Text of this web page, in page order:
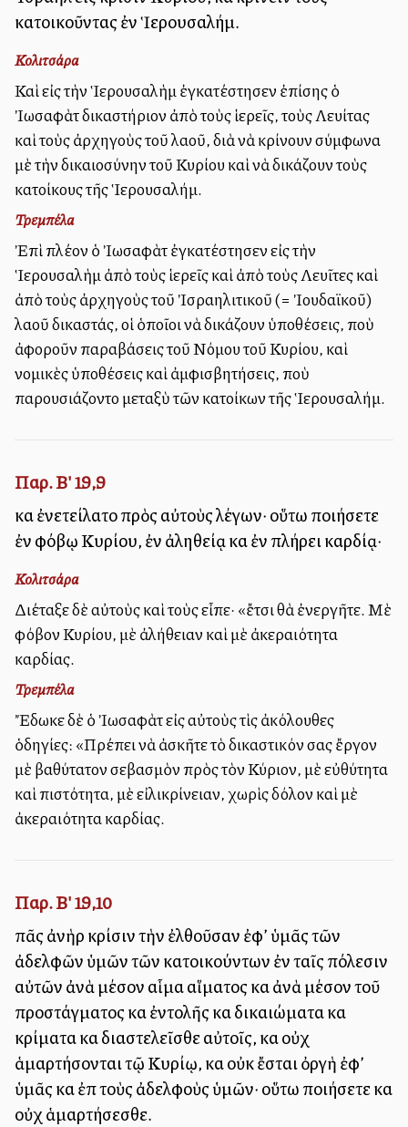
κατοικοῦντας ἐν Ἱερουσαλήμ.
Κολιτσάρα
Καὶ εἰς τὴν Ἱερουσαλὴμ ἐγκατέστησεν ἐπίσης ὁ
Ἰωσαφὰτ δικαστήριον ἀπὸ τοὺς ἱερεῖς, τοὺς Λευίτας
καὶ τοὺς ἀρχηγοὺς τοῦ λαοῦ, διὰ νὰ κρίνουν σύμφωνα
μὲ τὴν δικαιοσύνην τοῦ Κυρίου καὶ νὰ δικάζουν τοὺς
κατοίκους τῆς Ἱερουσαλήμ.
Τρεμπέλα
Ἐπὶ πλέον ὁ Ἰωσαφὰτ ἐγκατέστησεν εἰς τὴν
Ἱερουσαλὴμ ἀπὸ τοὺς ἱερεῖς καὶ ἀπὸ τοὺς Λευῖτες καὶ
ἀπὸ τοὺς ἀρχηγοὺς τοῦ Ἰσραηλιτικοῦ (= Ἰουδαϊκοῦ)
λαοῦ δικαστάς, οἱ ὁποῖοι νὰ δικάζουν ὑποθέσεις, ποὺ
ἀφοροῦν παραβάσεις τοῦ Νόμου τοῦ Κυρίου, καὶ
νομικὲς ὑποθέσεις καὶ ἀμφισβητήσεις, ποὺ
παρουσιάζοντο μεταξὺ τῶν κατοίκων τῆς Ἱερουσαλήμ.
Παρ. Β' 19,9
καὶ ἐνετείλατο πρὸς αὐτοὺς λέγων· οὕτω ποιήσετε
ἐν φόβῳ Κυρίου, ἐν ἀληθείᾳ καὶ ἐν πλήρει καρδίᾳ·
Κολιτσάρα
Διέταξε δὲ αὐτοὺς καὶ τοὺς εἶπε· «ἔτσι θὰ ἐνεργῆτε. Μὲ
φόβον Κυρίου, μὲ ἀλήθειαν καὶ μὲ ἀκεραιότητα
καρδίας.
Τρεμπέλα
Ἔδωκε δὲ ὁ Ἰωσαφὰτ εἰς αὐτοὺς τὶς ἀκόλουθες
ὁδηγίες: «Πρέπει νὰ ἀσκῆτε τὸ δικαστικόν σας ἔργον
μὲ βαθύτατον σεβασμὸν πρὸς τὸν Κύριον, μὲ εὐθύτητα
καὶ πιστότητα, μὲ εἰλικρίνειαν, χωρὶς δόλον καὶ μὲ
ἀκεραιότητα καρδίας.
Παρ. Β' 19,10
πᾶς ἀνὴρ κρίσιν τὴν ἐλθοῦσαν ἐφ’ ὑμᾶς τῶν
ἀδελφῶν ὑμῶν τῶν κατοικούντων ἐν ταῖς πόλεσιν
αὐτῶν ἀνὰ μέσον αἷμα αἵματος καὶ ἀνὰ μέσον τοῦ
προστάγματος καὶ ἐντολῆς καὶ δικαιώματα καὶ
κρίματα καὶ διαστελεῖσθε αὐτοῖς, καὶ οὐχ
ἁμαρτήσονται τῷ Κυρίῳ, καὶ οὐκ ἔσται ὀργὴ ἐφ’
ὑμᾶς καὶ ἐπὶ τοὺς ἀδελφοὺς ὑμῶν· οὕτω ποιήσετε καὶ
οὐχ ἁμαρτήσεσθε.